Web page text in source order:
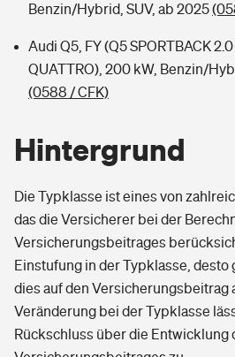
Benzin/Hybrid, SUV, ab 2025
Audi Q5, FY (Q5 SPORTBACK
QUATTRO), 200 kW, Benzin/
(0588 / CFK)
Hintergrund
Die Typklasse ist eines von
das die Versicherer bei der
Versicherungsbeitrages
Einstufung in der Typklasse,
dies auf den Versicherungsbeitrag
Veränderung bei der Typklasse
Rückschluss über die Entwicklung